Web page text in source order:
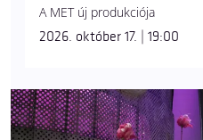
A MET új produkciója
2026. október 17. | 19:00